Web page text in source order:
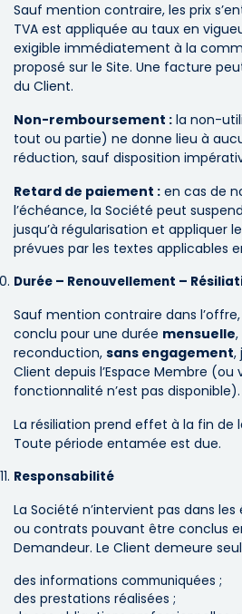
Sauf mention contraire, les prix
TVA est appliquée au taux en
exigible immédiatement à la
proposé sur le Site. Une facture
du Client.
Non-remboursement : la non-
tout ou partie) ne donne lieu à
réduction, sauf disposition
Retard de paiement : en cas de
l’échéance, la Société peut
jusqu’à régularisation et appliquer
prévues par les textes applicables
Durée – Renouvellement –
Sauf mention contraire dans
conclu pour une durée mensuelle
reconduction, sans engagement,
Client depuis l’Espace Membre (ou
fonctionnalité n’est pas disponible).
La résiliation prend effet à la fin de
Toute période entamée est due.
Responsabilité
La Société n’intervient pas dans
ou contrats pouvant être conclus
Demandeur. Le Client demeure
des informations communiquées ;
des prestations réalisées ;